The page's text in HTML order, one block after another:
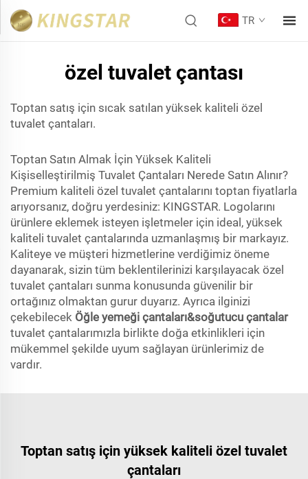
TR
özel tuvalet çantası
Toptan satış için sıcak satılan yüksek kaliteli özel
tuvalet çantaları.
Toptan Satın Almak İçin Yüksek Kaliteli
Kişiselleştirilmiş Tuvalet Çantaları Nerede Satın Alınır?
Premium kaliteli özel tuvalet çantalarını toptan fiyatlarla
arıyorsanız, doğru yerdesiniz: KINGSTAR. Logolarını
ürünlere eklemek isteyen işletmeler için ideal, yüksek
kaliteli tuvalet çantalarında uzmanlaşmış bir markayız.
Kaliteye ve müşteri hizmetlerine verdiğimiz öneme
dayanarak, sizin tüm beklentilerinizi karşılayacak özel
tuvalet çantaları sunma konusunda güvenilir bir
ortağınız olmaktan gurur duyarız. Ayrıca ilginizi
çekebilecek Öğle yemeği çantaları&soğutucu çantalar
tuvalet çantalarımızla birlikte doğa etkinlikleri için
mükemmel şekilde uyum sağlayan ürünlerimiz de
vardır.
Toptan satış için yüksek kaliteli özel tuvalet
çantaları